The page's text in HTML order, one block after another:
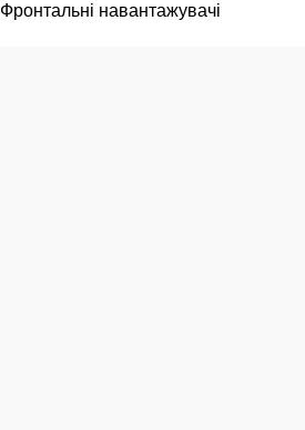
Фронтальні навантажувачі